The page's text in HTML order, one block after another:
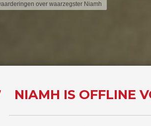
over waarzegster Niamh
NIAMH IS OFFLINE